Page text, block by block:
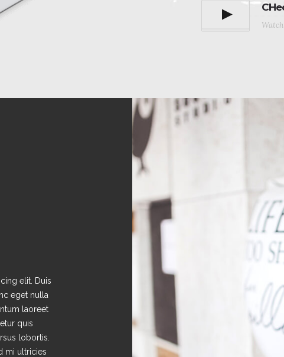
elit. Duis
eget nulla
laoreet
quis
lobortis.
mi ultricies